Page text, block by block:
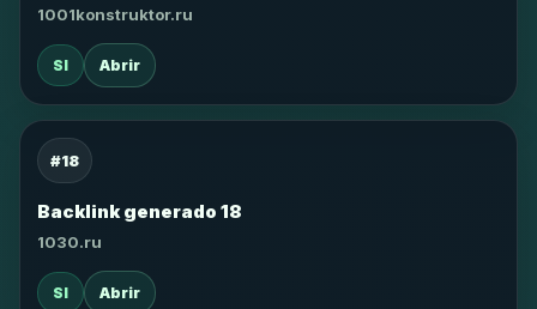
1001konstruktor.ru
SI Abrir
#18
Backlink generado 18
1030.ru
SI Abrir